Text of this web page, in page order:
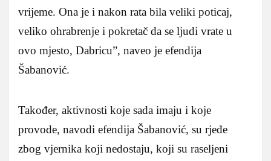
vrijeme. Ona je i nakon rata bila veliki poticaj,
veliko ohrabrenje i pokretač da se ljudi vrate u
ovo mjesto, Dabricu”, naveo je efendija
Šabanović.
Također, aktivnosti koje sada imaju i koje
provode, navodi efendija Šabanović, su rjeđe
zbog vjernika koji nedostaju, koji su raseljeni